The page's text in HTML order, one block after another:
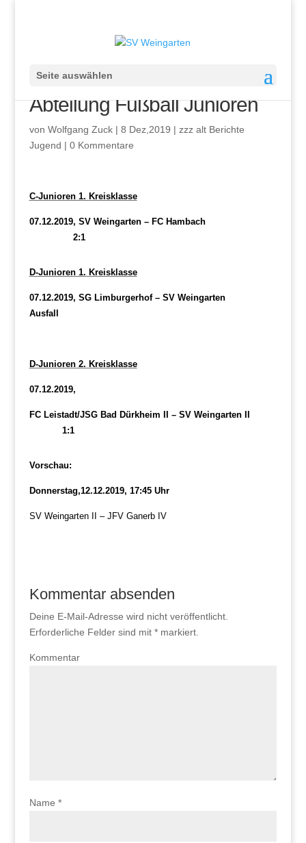
Seite auswählen
Abteilung Fußball Junioren
von Wolfgang Zuck| 8 Dez,2019 | zzz alt Berichte
Jugend | 0 Kommentare
C-Junioren 1. Kreisklasse
07.12.2019, SV Weingarten – FC Hambach
2:1
D-Junioren 1. Kreisklasse
07.12.2019, SG Limburgerhof – SV Weingarten
Ausfall
D-Junioren 2. Kreisklasse
07.12.2019,
FC Leistadt/JSG Bad Dürkheim II – SV Weingarten II
1:1
Vorschau:
Donnerstag,12.12.2019, 17:45 Uhr
SV Weingarten II – JFV Ganerb IV
Kommentar absenden
Deine E-Mail-Adresse wird nicht veröffentlicht.
Erforderliche Felder sind mit *markiert.
Kommentar
Name *